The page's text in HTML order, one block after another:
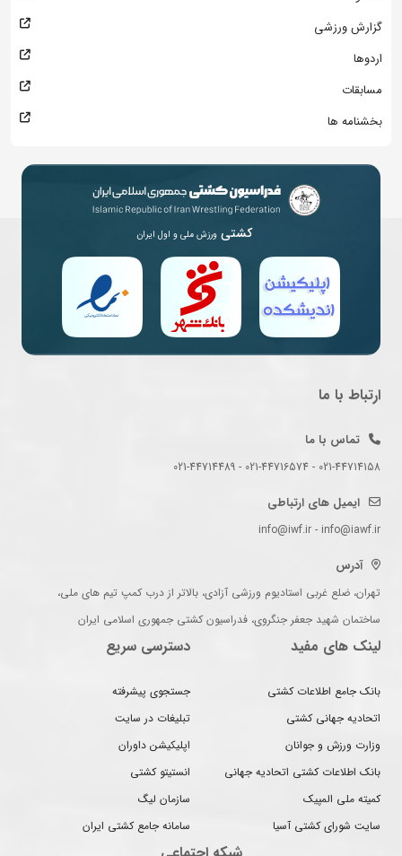
گزارش ورزشی
اردوها
مسابقات
بخشنامه ها
کشتی ورزش ملی و اول ایران
ارتباط با ما
تماس با ما
021-44714158 - 021-44716574 - 021-44714489
ایمیل های ارتباطی
info@iwf.ir - info@iawf.ir
آدرس
تهران، ضلع غربی استادیوم ورزشی آزادی، بالاتر از درب کمپ تیم های ملی،
ساختمان شهید جعفر جنگروی، فدراسیون کشتی جمهوری اسلامی ایران
لینک های مفید
بانک جامع اطلاعات کشتی
اتحادیه جهانی کشتی
وزارت ورزش و جوانان
بانک اطلاعات کشتی اتحادیه جهانی
کمیته ملی المپیک
سایت شورای کشتی آسیا
دسترسی سریع
جستجوی پیشرفته
تبلیغات در سایت
اپلیکیشن داوران
انستیتو کشتی
سازمان لیگ
سامانه جامع کشتی ایران